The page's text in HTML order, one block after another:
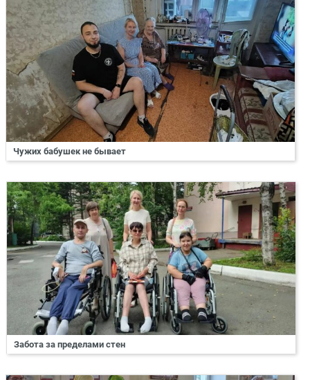
Чужих бабушек не бывает
Забота за пределами стен